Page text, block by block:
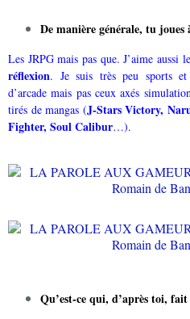
De manière générale, tu joues
Les JRPG mais pas que. J’aime aussi
réflexion. Je suis très peu sports
d’arcade mais pas ceux axés
tirés de mangas (J-Stars Victory,
Fighter, Soul Calibur…).
Qu’est-ce qui, d’après toi,